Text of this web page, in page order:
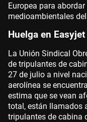
Europea para
medioambientales
Huelga en Easyjet
La Unión Sindical
de tripulantes de
27 de julio a nivel
aerolínea se
estima que se vean
total, están llamados
tripulantes de cabina